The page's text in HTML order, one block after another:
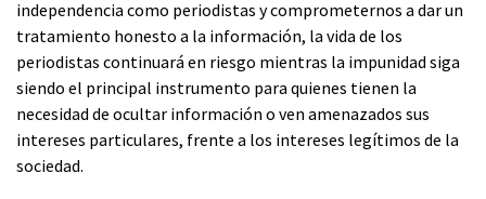
independencia como periodistas y comprometernos a dar un
tratamiento honesto a la información, la vida de los
periodistas continuará en riesgo mientras la impunidad siga
siendo el principal instrumento para quienes tienen la
necesidad de ocultar información o ven amenazados sus
intereses particulares, frente a los intereses legítimos de la
sociedad.